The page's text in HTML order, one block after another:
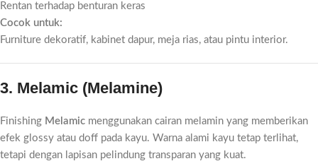
Rentan terhadap benturan keras
Cocok untuk:
Furniture dekoratif, kabinet dapur, meja rias, atau pintu interior.
3. Melamic (Melamine)
Finishing Melamic menggunakan cairan melamin yang memberikan
efek glossy atau doff pada kayu. Warna alami kayu tetap terlihat,
tetapi dengan lapisan pelindung transparan yang kuat.